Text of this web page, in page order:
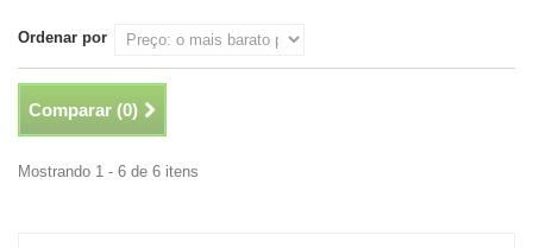
Ordenar por
Comparar (0)
Mostrando 1 - 6 de 6 itens